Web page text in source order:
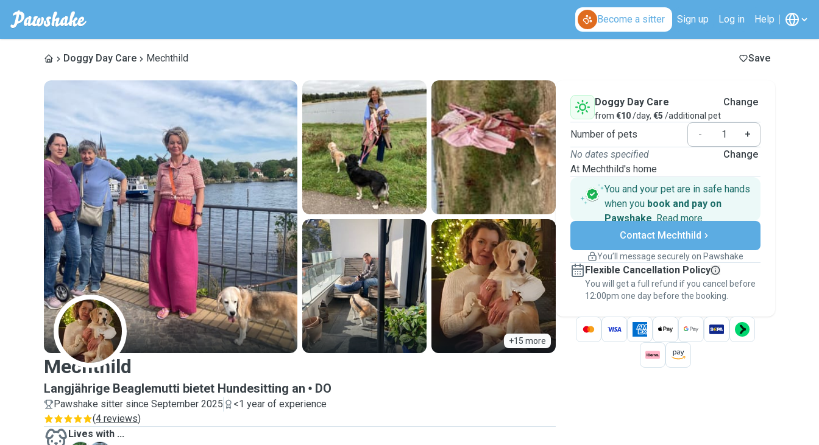
Become a sitter Sign up Log in Help
Doggy Day Care Mechthild Save
+15 more
M
Mechthild
Langjährige Beaglemutti bietet Hundesitting an DO
Pawshake sitter since September 2025
<1 year of experience
(4 reviews)
Lives with ...
Doggy Day Care
from €10/day, €5 /additional pet
Change
Number of pets -
+
No dates specified
At Mechthild's home
Change
You and your pet are in safe hands
when you book and pay on
Pawshake. Read more
Secure payments
Support if plans change
Keep everything on Pawshake - from first
message, to payment - to stay covered by
thePawshake Guarantee.
Contact Mechthild
You’ll message securely on Pawshake
Flexible Cancellation Policy
You will get a full refund if you cancel before
12:00pm one day before the booking.